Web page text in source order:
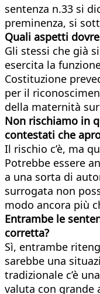
sentenza n.33 si
preminenza, si
Quali aspetti
Gli stessi che già
esercita la
Costituzione
per il
della maternità
Non rischiamo in
contestati che
Il rischio c’è, ma
Potrebbe essere
a una sorta di
surrogata non
modo ancora più
Entrambe le
corretta?
Sì, entrambe
sarebbe una
tradizionale c’è
valuta con grande